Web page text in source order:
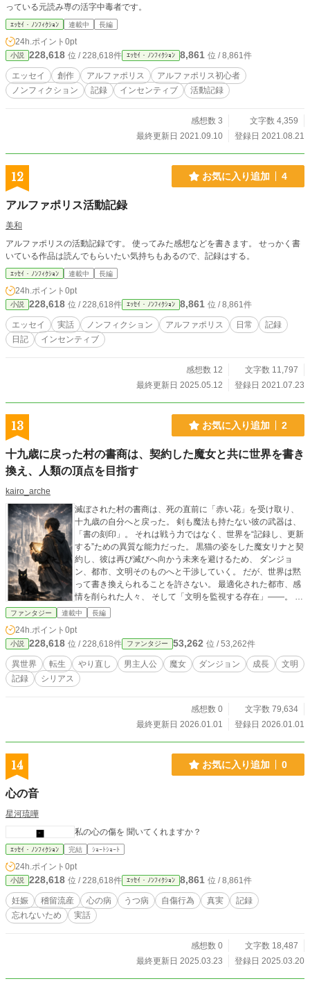
っている元読み専の活字中毒者です。
ｴｯｾｲ・ﾉﾝﾌｨｸｼｮﾝ 連載中 長編
24h.ポイント 0pt
小説 228,618 位 / 228,618件 ｴｯｾｲ・ﾉﾝﾌｨｸｼｮﾝ 8,861 位 / 8,861件
エッセイ 創作 アルファポリス
アルファポリス初心者
ノンフィクション
記録 インセンティブ 活動記録
感想数 3
文字数 4,359
最終更新日 2021.09.10
登録日 2021.08.21
12 お気に入り追加 4
アルファポリス活動記録
美和
アルファポリスの活動記録です。 使ってみた感想などを書きます。 せっかく書
いている作品は読んでもらいたい気持ちもあるので、記録はする。
ｴｯｾｲ・ﾉﾝﾌｨｸｼｮﾝ 連載中 長編
24h.ポイント 0pt
小説 228,618 位 / 228,618件 ｴｯｾｲ・ﾉﾝﾌｨｸｼｮﾝ 8,861 位 / 8,861件
エッセイ 実話 ノンフィクション アルファポリス 日常
記録
日記
インセンティブ
感想数 12
文字数 11,797
最終更新日 2025.05.12
登録日 2021.07.23
13 お気に入り追加 2
十九歳に戻った村の書商は、契約した魔女と共に世界を書き
換え、人類の頂点を目指す
kairo_arche
滅ぼされた村の書商は、死の直前に「赤い花」を受け取り、
十九歳の自分へと戻った。 剣も魔法も持たない彼の武器は、
「書の刻印」。 それは戦う力ではなく、世界を“記録し、更新
する”ための異質な能力だった。 黒猫の姿をした魔女リナと契
約し、彼は再び滅びへ向かう未来を避けるため、 ダンジョ
ン、都市、文明そのものへと干渉していく。 だが、世界は黙
って書き換えられることを許さない。 最適化された都市、感
情を削られた人々、 そして「文明を監視する存在」――。 勝
利ではなく、生存を。 支配ではなく、選択を。 書商トラヤウ
続けるための物語を記し始める。 これは、剣で頂点に立つ物
語ではない。 記録と更新によって、運命そのものを折り返
す、静かで緊迫した再生の物語。
ファンタジー 連載中 長編
24h.ポイント 0pt
小説 228,618 位 / 228,618件 ファンタジー 53,262 位 / 53,262件
異世界 転生 やり直し 男主人公 魔女 ダンジョン 成長
文明
記録
シリアス
感想数 0
文字数 79,634
最終更新日 2026.01.01
登録日 2026.01.01
14 お気に入り追加 0
心の音
星河琉嘩
私の心の傷を 聞いてくれますか？
ｴｯｾｲ・ﾉﾝﾌｨｸｼｮﾝ 完結 ｼｮｰﾄｼｮｰﾄ
24h.ポイント 0pt
小説 228,618 位 / 228,618件 ｴｯｾｲ・ﾉﾝﾌｨｸｼｮﾝ 8,861 位 / 8,861件
妊娠 稽留流産 心の病 うつ病 自傷行為 真実
記録
忘れないため
実話
感想数 0
文字数 18,487
最終更新日 2025.03.23
登録日 2025.03.20